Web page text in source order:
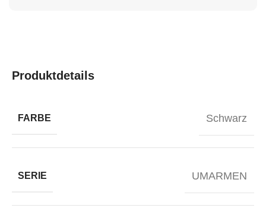
Produktdetails
FARBE Schwarz
SERIE UMARMEN